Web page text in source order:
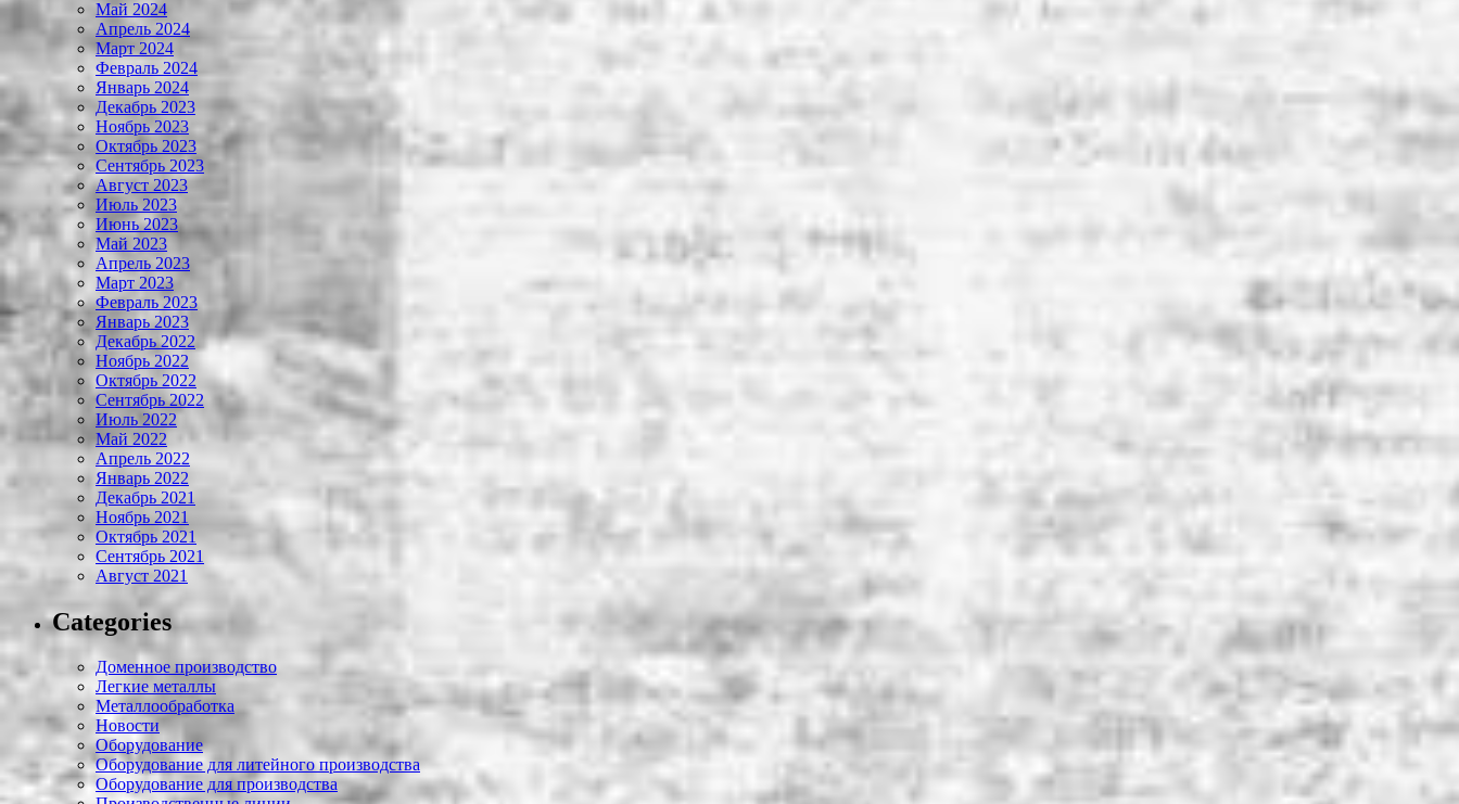
Май 2024
Апрель 2024
Март 2024
Февраль 2024
Январь 2024
Декабрь 2023
Ноябрь 2023
Октябрь 2023
Сентябрь 2023
Август 2023
Июль 2023
Июнь 2023
Май 2023
Апрель 2023
Март 2023
Февраль 2023
Январь 2023
Декабрь 2022
Ноябрь 2022
Октябрь 2022
Сентябрь 2022
Июль 2022
Май 2022
Апрель 2022
Январь 2022
Декабрь 2021
Ноябрь 2021
Октябрь 2021
Сентябрь 2021
Август 2021
Categories
Доменное производство
Легкие металлы
Металлообработка
Новости
Оборудование
Оборудование для литейного производства
Оборудование для производства